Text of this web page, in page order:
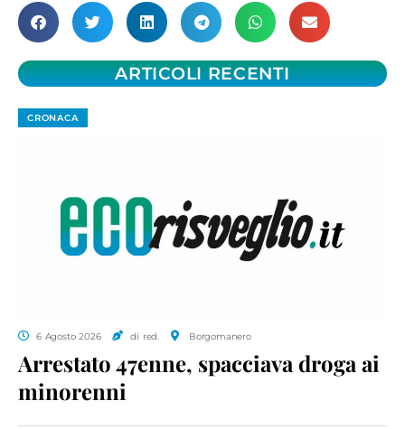
ARTICOLI RECENTI
CRONACA
6 Agosto 2026 di red. Borgomanero
Arrestato 47enne, spacciava droga ai
minorenni